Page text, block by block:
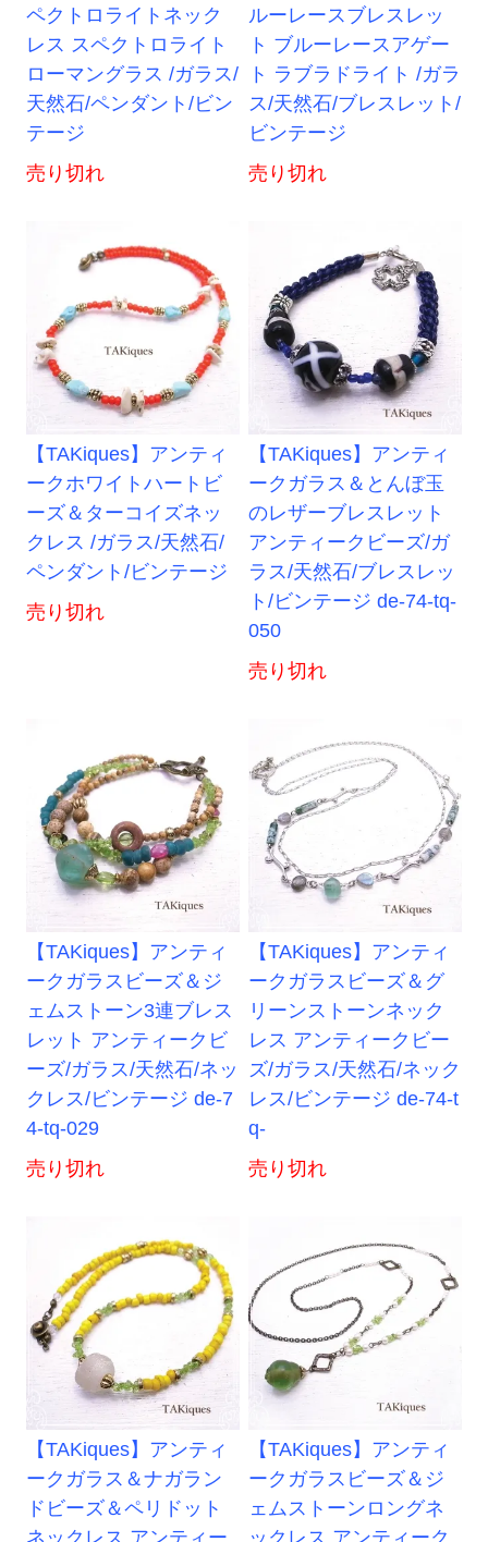
ペクトロライトネック
レス スペクトロライト
ローマングラス /ガラス/
天然石/ペンダント/ビン
テージ
売り切れ
ルーレースブレスレッ
ト ブルーレースアゲー
ト ラブラドライト /ガラ
ス/天然石/ブレスレット/
ビンテージ
売り切れ
【TAKiques】アンティ
ークホワイトハートビ
ーズ＆ターコイズネッ
クレス /ガラス/天然石/
ペンダント/ビンテージ
売り切れ
【TAKiques】アンティ
ークガラス＆とんぼ玉
のレザーブレスレット
アンティークビーズ/ガ
ラス/天然石/ブレスレッ
ト/ビンテージ de-74-tq-
050
売り切れ
【TAKiques】アンティ
ークガラスビーズ＆ジ
ェムストーン3連ブレス
レット アンティークビ
ーズ/ガラス/天然石/ネッ
クレス/ビンテージ de-7
4-tq-029
売り切れ
【TAKiques】アンティ
ークガラスビーズ＆グ
リーンストーンネック
レス アンティークビー
ズ/ガラス/天然石/ネック
レス/ビンテージ de-74-t
q-
売り切れ
【TAKiques】アンティ
ークガラス＆ナガラン
ドビーズ＆ペリドット
【TAKiques】アンティ
ークガラスビーズ＆ジ
ェムストーンロングネ